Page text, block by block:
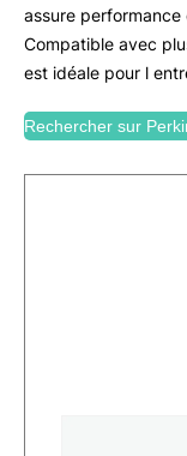
assure
Compatible avec
est idéale pour l
Rechercher sur